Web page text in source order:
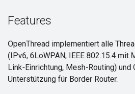
Features
OpenThread implementiert alle
(IPv6, 6LoWPAN, IEEE 802.15.4 mit
Link-Einrichtung, Mesh-Routing)
Unterstützung für Border Router.